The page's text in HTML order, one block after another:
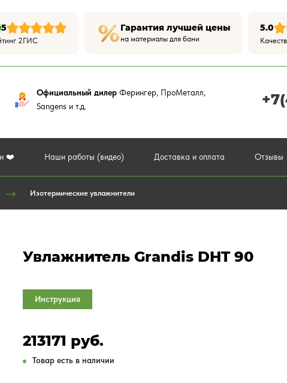
5
2ГИС
Гарантия лучшей цены
на материалы для бани
5.0
Официальный дилер Ферингер, ПроМеталл,
Sangens и т.д.
❤️ Наши работы (видео) Доставка и оплата Отзывы
Изотермические увлажнители
Увлажнитель Grandis DHT 90
Инструкция
213171 руб.
Товар есть в наличии